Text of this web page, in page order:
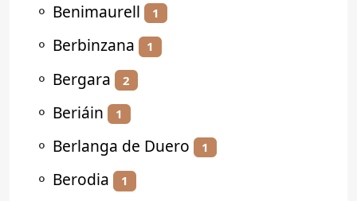
⚬ Benimaurell 1
⚬ Berbinzana 1
⚬ Bergara 2
⚬ Beriáin 1
⚬ Berlanga de Duero 1
⚬ Berodia 1